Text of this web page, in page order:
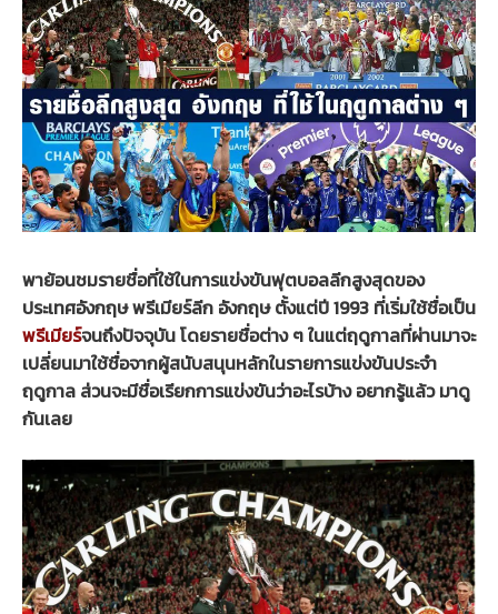
พาย้อนชมรายชื่อที่ใช้ในการแข่งขันฟุตบอลลีกสูงสุดของ
ประเทศอังกฤษ พรีเมียร์ลีก อังกฤษ ตั้งแต่ปี 1993 ที่เริ่มใช้ชื่อเป็น
พรีเมียร์จนถึงปัจจุบัน โดยรายชื่อต่าง ๆ ในแต่ฤดูกาลที่ผ่านมาจะ
เปลี่ยนมาใช้ชื่อจากผู้สนับสนุนหลักในรายการแข่งขันประจำ
ฤดูกาล ส่วนจะมีชื่อเรียกการแข่งขันว่าอะไรบ้าง อยากรู้แล้ว มาดู
กันเลย